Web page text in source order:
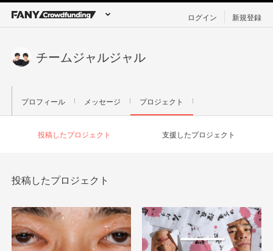
ログイン 新規登録
チームジャルジャル
プロフィール メッセージ プロジェクト
投稿したプロジェクト 支援したプロジェクト
投稿したプロジェクト